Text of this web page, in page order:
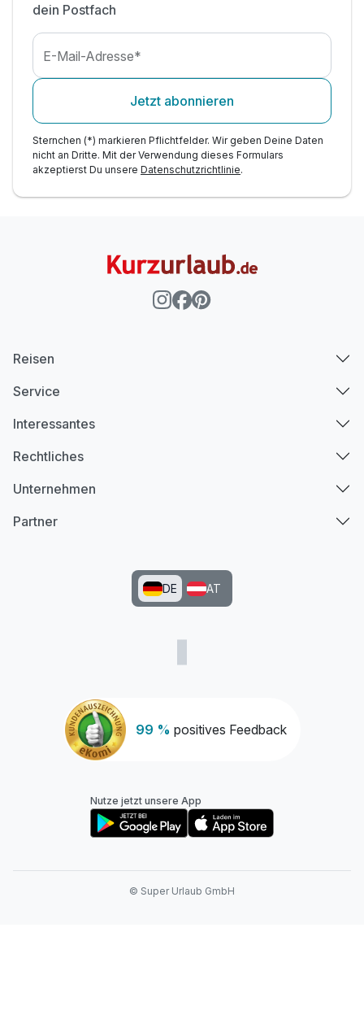
dein Postfach
E-Mail-Adresse*
Jetzt abonnieren
Sternchen (*) markieren Pflichtfelder. Wir geben Deine Daten
nicht an Dritte. Mit der Verwendung dieses Formulars
akzeptierst Du unsere Datenschutzrichtlinie.
99 % positives Feedback
Reisen
Service
Interessantes
Rechtliches
Unternehmen
Partner
DE AT
Nutze jetzt unsere App
© Super Urlaub GmbH